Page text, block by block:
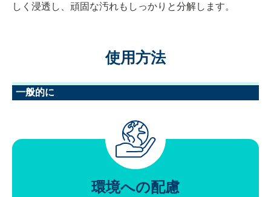
しく浸透し、頑固な汚れもしっかりと分解します。
使用方法
一般的に
環境への配慮